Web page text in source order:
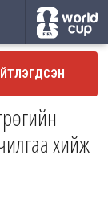
хийж